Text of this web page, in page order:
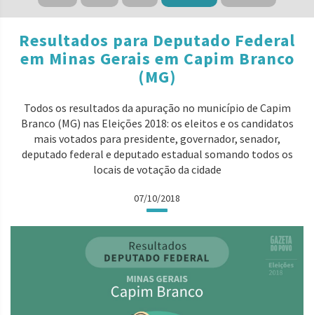
Resultados para Deputado Federal
em Minas Gerais em Capim Branco
(MG)
Todos os resultados da apuração no município de Capim
Branco (MG) nas Eleições 2018: os eleitos e os candidatos
mais votados para presidente, governador, senador,
deputado federal e deputado estadual somando todos os
locais de votação da cidade
07/10/2018